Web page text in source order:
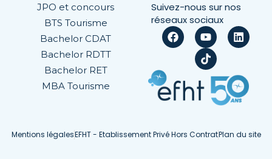
JPO et concours
BTS Tourisme
Bachelor CDAT
Bachelor RDTT
Bachelor RET
MBA Tourisme
Suivez-nous sur nos
réseaux sociaux
Mentions légalesEFHT - Etablissement Privé Hors ContratPlan du site